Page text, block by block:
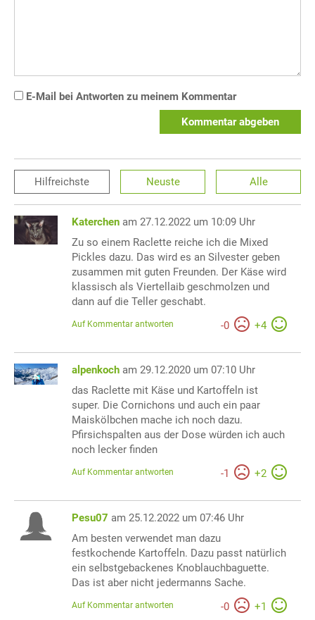
E-Mail bei Antworten zu meinem Kommentar
Kommentar abgeben
Hilfreichste Neuste Alle
Katerchen am 27.12.2022 um 10:09 Uhr
Zu so einem Raclette reiche ich die Mixed
Pickles dazu. Das wird es an Silvester geben
zusammen mit guten Freunden. Der Käse wird
klassisch als Viertellaib geschmolzen und
dann auf die Teller geschabt.
-0 +4
Auf Kommentar antworten
alpenkoch am 29.12.2020 um 07:10 Uhr
das Raclette mit Käse und Kartoffeln ist
super. Die Cornichons und auch ein paar
Maiskölbchen mache ich noch dazu.
Pfirsichspalten aus der Dose würden ich auch
noch lecker finden
-1 +2
Auf Kommentar antworten
Pesu07 am 25.12.2022 um 07:46 Uhr
Am besten verwendet man dazu
festkochende Kartoffeln. Dazu passt natürlich
ein selbstgebackenes Knoblauchbaguette.
Das ist aber nicht jedermanns Sache.
-0 +1
Auf Kommentar antworten